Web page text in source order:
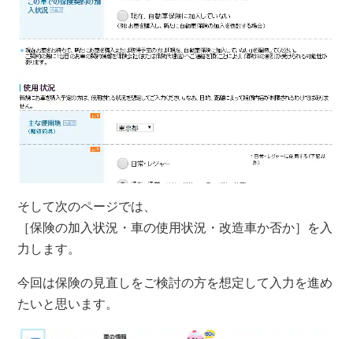
そして次のページでは、
［保険の加入状況・車の使用状況・改造車か否か］ を入
力します。
今回は保険の見直しをご検討の方を想定して入力を進め
たいと思います。